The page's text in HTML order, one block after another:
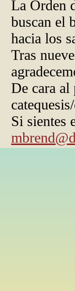
La Orden
buscan el
hacia los
Tras
De cara al
Si sientes